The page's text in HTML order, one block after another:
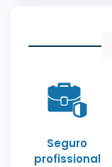
Seguro
profissional